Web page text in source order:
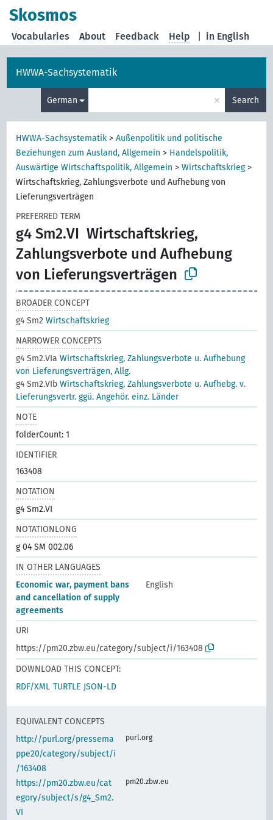
Skosmos
in English
Vocabularies About Feedback Help
HWWA-Sachsystematik
German × Search
HWWA-Sachsystematik >Außenpolitik und politische
Beziehungen zum Ausland, Allgemein > Handelspolitik,
Auswärtige Wirtschaftspolitik, Allgemein >Wirtschaftskrieg>
Wirtschaftskrieg, Zahlungsverbote und Aufhebung von
Lieferungsverträgen
PREFERRED TERM
g4 Sm2.VI Wirtschaftskrieg,
Zahlungsverbote und Aufhebung
von Lieferungsverträgen
BROADER CONCEPT
g4 Sm2Wirtschaftskrieg
NARROWER CONCEPTS
g4 Sm2.VIaWirtschaftskrieg, Zahlungsverbote u. Aufhebung
von Lieferungsverträgen, Allg.
g4 Sm2.VIbWirtschaftskrieg, Zahlungsverbote u. Aufhebg. v.
Lieferungsvertr. ggü. Angehör. einz. Länder
NOTE
folderCount: 1
IDENTIFIER
163408
NOTATION
g4 Sm2.VI
NOTATIONLONG
g 04 SM 002.06
IN OTHER LANGUAGES
Economic war, payment bans
and cancellation of supply
agreements
English
URI
https://pm20.zbw.eu/category/subject/i/163408
DOWNLOAD THIS CONCEPT:
RDF/XML TURTLE JSON-LD
EQUIVALENT CONCEPTS
http://purl.org/pressema
ppe20/category/subject/i
/163408
purl.org
https://pm20.zbw.eu/cat
egory/subject/s/g4_Sm2.
VI
pm20.zbw.eu